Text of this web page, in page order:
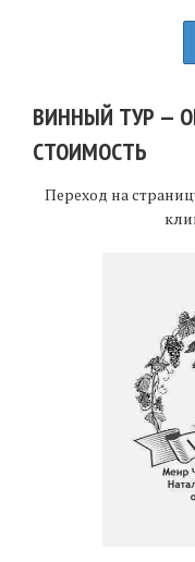
ВИННЫЙ ТУР —
СТОИМОСТЬ
Переход на